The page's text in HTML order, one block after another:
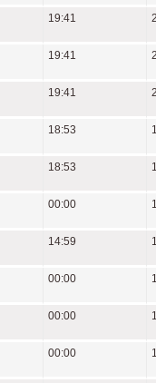
19:41
19:41
19:41
18:53
18:53
00:00
14:59
00:00
00:00
00:00